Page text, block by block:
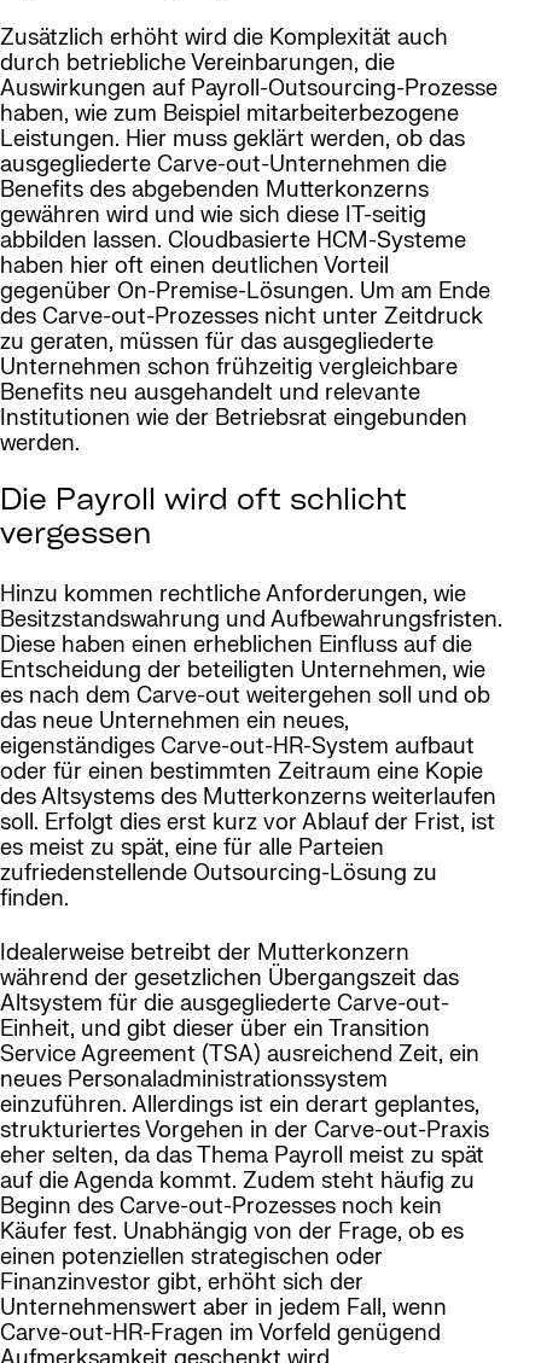
Zusätzlich erhöht wird die Komplexität auch
durch betriebliche Vereinbarungen, die
Auswirkungen auf Payroll-Outsourcing-Prozesse
haben, wie zum Beispiel mitarbeiterbezogene
Leistungen. Hier muss geklärt werden, ob das
ausgegliederte Carve-out-Unternehmen die
Benefits des abgebenden Mutterkonzerns
gewähren wird und wie sich diese IT-seitig
abbilden lassen. Cloudbasierte HCM-Systeme
haben hier oft einen deutlichen Vorteil
gegenüber On-Premise-Lösungen. Um am Ende
des Carve-out-Prozesses nicht unter Zeitdruck
zu geraten, müssen für das ausgegliederte
Unternehmen schon frühzeitig vergleichbare
Benefits neu ausgehandelt und relevante
Institutionen wie der Betriebsrat eingebunden
werden.
Die Payroll wird oft schlicht
vergessen
Hinzu kommen rechtliche Anforderungen, wie
Besitzstandswahrung und Aufbewahrungsfristen.
Diese haben einen erheblichen Einfluss auf die
Entscheidung der beteiligten Unternehmen, wie
es nach dem Carve-out weitergehen soll und ob
das neue Unternehmen ein neues,
eigenständiges Carve-out-HR-System aufbaut
oder für einen bestimmten Zeitraum eine Kopie
des Altsystems des Mutterkonzerns weiterlaufen
soll. Erfolgt dies erst kurz vor Ablauf der Frist, ist
es meist zu spät, eine für alle Parteien
zufriedenstellende Outsourcing-Lösung zu
finden.
Idealerweise betreibt der Mutterkonzern
während der gesetzlichen Übergangszeit das
Altsystem für die ausgegliederte Carve-out-
Einheit, und gibt dieser über ein Transition
Service Agreement (TSA) ausreichend Zeit, ein
neues Personaladministrationssystem
einzuführen. Allerdings ist ein derart geplantes,
strukturiertes Vorgehen in der Carve-out-Praxis
eher selten, da das Thema Payroll meist zu spät
auf die Agenda kommt. Zudem steht häufig zu
Beginn des Carve-out-Prozesses noch kein
Käufer fest. Unabhängig von der Frage, ob es
einen potenziellen strategischen oder
Finanzinvestor gibt, erhöht sich der
Unternehmenswert aber in jedem Fall, wenn
Carve-out-HR-Fragen im Vorfeld genügend